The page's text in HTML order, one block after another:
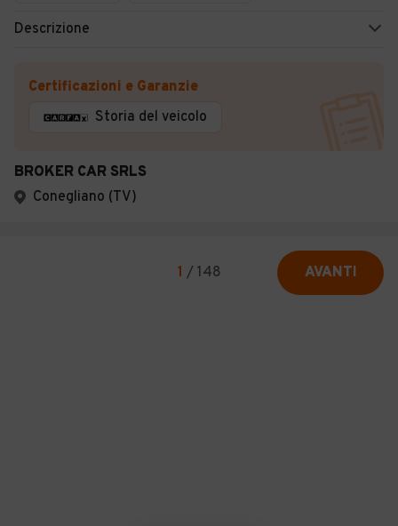
Descrizione
Certificazioni e Garanzie
Storia del veicolo
BROKER CAR SRLS
Conegliano (TV)
1 / 148 AVANTI